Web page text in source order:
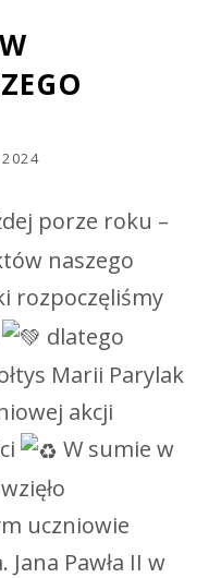
2024
porze roku –
naszego
rozpoczęliśmy
dlatego
Marii Parylak
akcji
W sumie w
uczniowie
Pawła II w